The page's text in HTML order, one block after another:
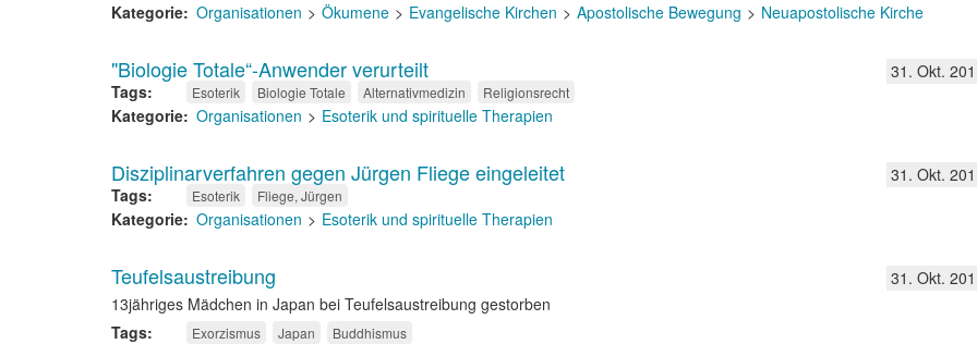
Kategorie Organisationen Ökumene Evangelische Kirchen Apostolische Bewegung Neuapostolische Kirche
31. Okt.
"Biologie Totale“-Anwender verurteilt
Tags Esoterik Biologie Totale Alternativmedizin Religionsrecht
Kategorie Organisationen Esoterik und spirituelle Therapien
31. Okt.
Disziplinarverfahren gegen Jürgen Fliege eingeleitet
Tags Esoterik Fliege, Jürgen
Kategorie Organisationen Esoterik und spirituelle Therapien
31. Okt.
Teufelsaustreibung
13jähriges Mädchen in Japan bei Teufelsaustreibung gestorben
Tags
Exorzismus Japan Buddhismus